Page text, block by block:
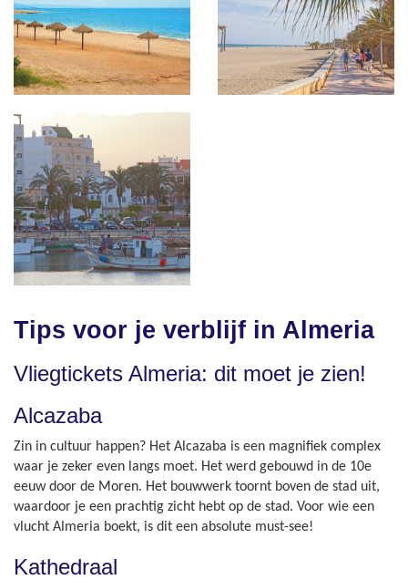
Tips voor je verblijf in Almeria
Vliegtickets Almeria: dit moet je zien!
Alcazaba
Zin in cultuur happen? Het Alcazaba is een magnifiek complex
waar je zeker even langs moet. Het werd gebouwd in de 10e
eeuw door de Moren. Het bouwwerk toornt boven de stad uit,
waardoor je een prachtig zicht hebt op de stad. Voor wie een
vlucht Almeria boekt, is dit een absolute must-see!
Kathedraal